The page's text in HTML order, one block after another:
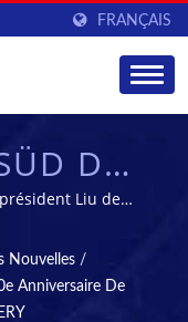
FRANÇAIS
DE
60E
DE
Liu de
une photo |
spécialise dans la
depuis 60
Nouvelles /
Anniversaire De